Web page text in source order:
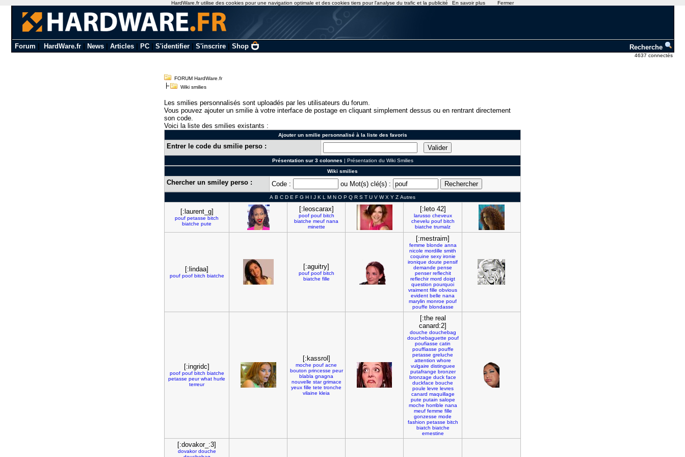
Forum HardWare.fr| News| Articles| PC| S'identifier| S'inscrire| Shop Recherche
4637 connectés
FORUM HardWare.fr
Wiki smilies
Les smilies personnalisés sont uploadés par les utilisateurs du forum.
Vous pouvez ajouter un smilie à votre interface de postage en cliquant simplement dessus ou en rentrant directement
son code.
Voici la liste des smilies existants :
Ajouter un smilie personnalisé à la liste des favoris
Entrer le code du smilie perso :
Présentation sur 3 colonnes | Présentation du Wiki Smilies
Wiki smilies
Chercher un smiley perso : Code : ou Mot(s) clé(s) :
A B C D E F G H I J K L M N O P Q R S T U V W X Y Z Autres
[:laurent_g]
pouf petasse bitch
biatche pute
[:leoscarax]
poof pouf bitch
biatche meuf nana
minette
[:leto 42]
larusso cheveux
chevelu pouf bitch
biatche trumalz
[:lindaa]
pouf poof bitch biatche
[:aguitry]
pouf poof bitch
biatche fille
[:mestraim]
femme blonde anna
nicole mordille smith
coquine sexy ironie
ironique doute pensif
demande pense
penser reflechit
reflechir mord doigt
question pourquoi
vraiment fille obvious
evident belle nana
marylin monroe pouf
pouffe blondasse
[:ingridc]
poof pouf bitch biatche
petasse peur what hurle
terreur
[:kassrol]
moche pouf acne
bouton princesse peur
blabla gnagna
nouvelle star grimace
yeux fille tete tronche
vilaine kleia
[:the real
canard:2]
douche douchebag
douchebaguette pouf
poufiasse catin
pouffiasse pouffe
petasse greluche
attention whore
vulgaire distinguee
putafrange bronzer
bronzage duck face
duckface bouche
poule levre levres
canard maquillage
pute putain salope
moche horrible nana
meuf femme fille
gonzesse mode
fashion petasse bitch
biatch biatche
ernestine
[:dovakor_:3]
dovakor douche
HardWare.fr utilise des cookies pour une navigation optimale et des cookies tiers pour l'analyse du trafic et la publicité En savoir plus Fermer